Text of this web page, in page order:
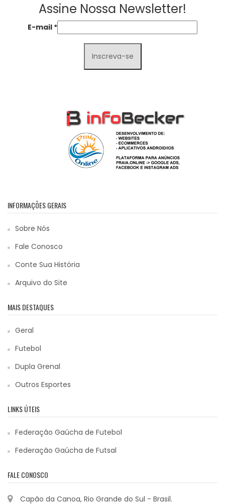
Assine Nossa Newsletter!
E-mail *
INFORMAÇÕES GERAIS
Sobre Nós
Fale Conosco
Conte Sua História
Arquivo do Site
MAIS DESTAQUES
Geral
Futebol
Dupla Grenal
Outros Esportes
LINKS ÚTEIS
Federação Gaúcha de Futebol
Federação Gaúcha de Futsal
FALE CONOSCO
Capão da Canoa, Rio Grande do Sul - Brasil.